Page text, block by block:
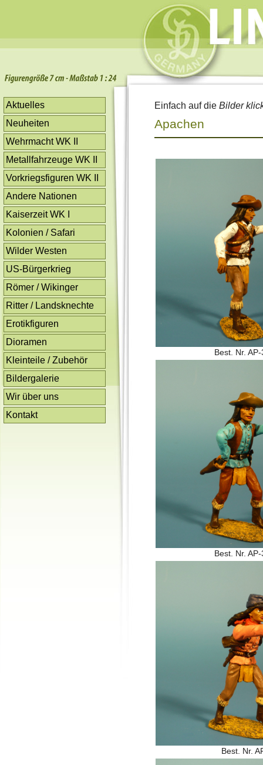
Aktuelles
Neuheiten
Wehrmacht WK II
Metallfahrzeuge WK II
Vorkriegsfiguren WK II
Andere Nationen
Kaiserzeit WK I
Kolonien / Safari
Wilder Westen
US-Bürgerkrieg
Römer / Wikinger
Ritter / Landsknechte
Erotikfiguren
Dioramen
Kleinteile / Zubehör
Bildergalerie
Wir über uns
Kontakt
Einfach auf die Bilder
Apachen
Best. Nr.
Best. Nr.
Best. Nr.